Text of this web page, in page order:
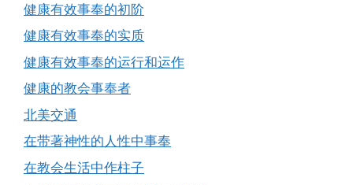
健康有效事奉的初阶
健康有效事奉的实质
健康有效事奉的运行和运作
健康的教会事奉者
北美交通
在带著神性的人性中事奉
在教会生活中作柱子